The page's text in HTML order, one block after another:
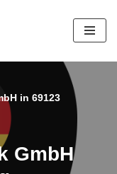
in 69123
GmbH